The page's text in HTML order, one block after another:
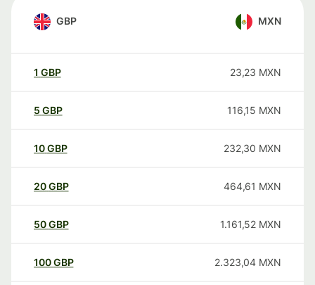
GBP MXN
1 GBP 23,23 MXN
5 GBP 116,15 MXN
10GBP 232,30 MXN
20GBP 464,61 MXN
50GBP 1.161,52 MXN
100GBP 2.323,04 MXN